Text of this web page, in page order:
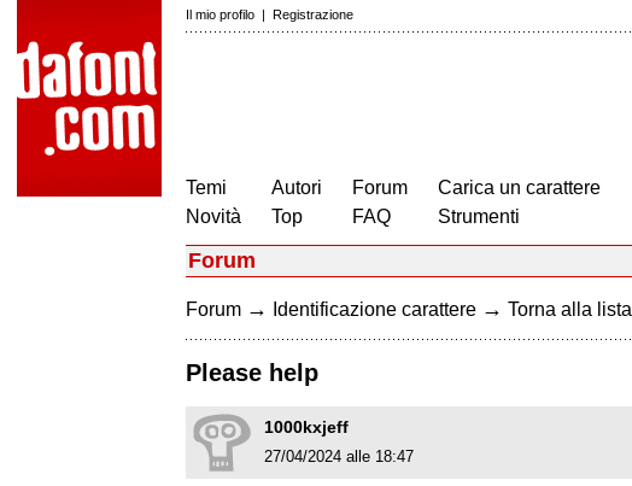
Il mio profilo | Registrazione
Temi
Novità
Autori
Top
Forum
FAQ
Carica un carattere
Strumenti
Forum
Forum → Identificazione carattere → Torna alla lista
Please help
1000kxjeff
27/04/2024 alle 18:47